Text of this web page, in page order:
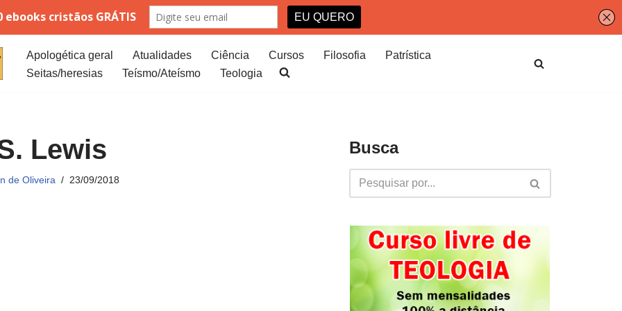
Apologética geral Atualidades Ciência Cursos Filosofia
Patrística
Seitas/heresias
Teísmo/Ateísmo Teologia
Lewis
de Oliveira 23/09/2018
Busca